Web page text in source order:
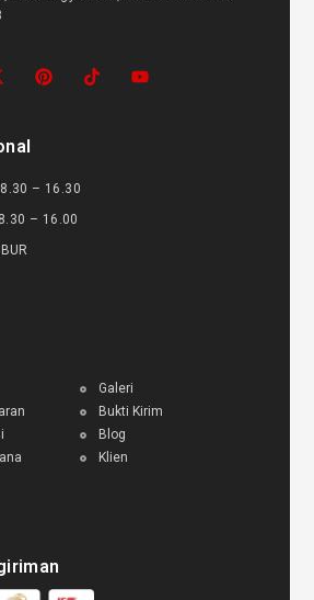
– 16.30
– 16.00
Galeri
Bukti Kirim
Blog
Klien